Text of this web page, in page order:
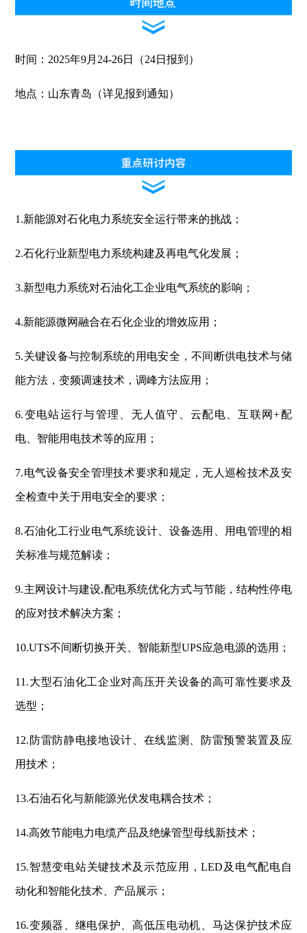
时间：2025年9月24-26日（24日报到）
地点：山东青岛（详见报到通知）
1.新能源对石化电力系统安全运行带来的挑战；
2.石化行业新型电力系统构建及再电气化发展；
3.新型电力系统对石油化工企业电气系统的影响；
4.新能源微网融合在石化企业的增效应用；
5.关键设备与控制系统的用电安全，不间断供电技术与储
能方法，变频调速技术，调峰方法应用；
6.变电站运行与管理、无人值守、云配电、互联网+配
电、智能用电技术等的应用；
7.电气设备安全管理技术要求和规定，无人巡检技术及安
全检查中关于用电安全的要求；
8.石油化工行业电气系统设计、设备选用、用电管理的相
关标准与规范解读；
9.主网设计与建设,配电系统优化方式与节能，结构性停电
的应对技术解决方案；
10.UTS不间断切换开关、智能新型UPS应急电源的选用；
11.大型石油化工企业对高压开关设备的高可靠性要求及
选型；
12.防雷防静电接地设计、在线监测、防雷预警装置及应
用技术；
13.石油石化与新能源光伏发电耦合技术；
14.高效节能电力电缆产品及绝缘管型母线新技术；
15.智慧变电站关键技术及示范应用，LED及电气配电自
动化和智能化技术、产品展示；
16.变频器、继电保护、高低压电动机、马达保护技术应